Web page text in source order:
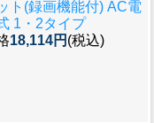
ト(録画機能付) AC電
1・2タイプ
18,114円 (税込)